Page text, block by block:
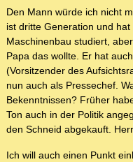
Den Mann würde ich nicht
ist dritte Generation und
Maschinenbau studiert,
Papa das wollte. Er hat
(Vorsitzender des
nun auch als Pressechef.
Bekenntnissen? Früher
Ton auch in der Politik
den Schneid abgekauft.
Ich will auch einen Punkt